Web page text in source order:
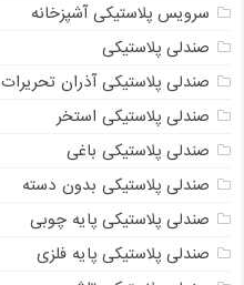
سرویس پلاستیکی آشپزخانه
صندلی پلاستیکی
صندلی پلاستیکی آذران تحریرات
صندلی پلاستیکی استخر
صندلی پلاستیکی باغی
صندلی پلاستیکی بدون دسته
صندلی پلاستیکی پایه چوبی
صندلی پلاستیکی پایه فلزی